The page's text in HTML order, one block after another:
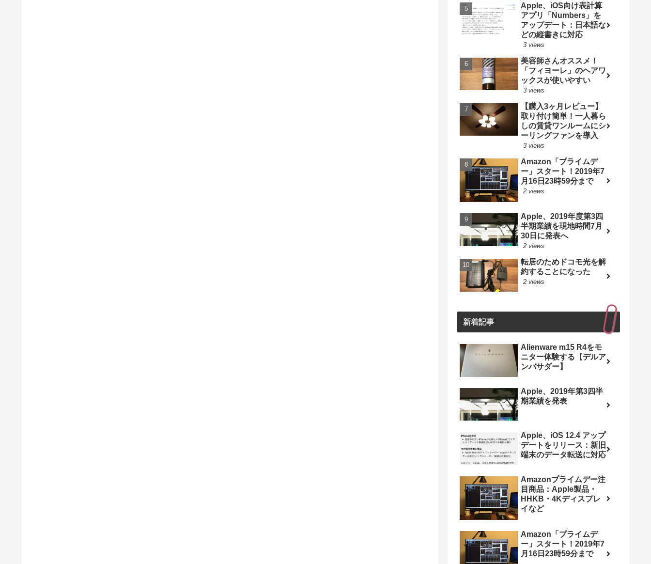
Apple、iOS向け表計算
アプリ「Numbers」を
アップデート：日本語な
どの縦書きに対応
3 views
美容師さんオススメ！
「フィヨーレ」のヘアワ
ックスが使いやすい
3 views
【購入3ヶ月レビュー】
取り付け簡単！一人暮ら
しの賃貸ワンルームにシ
ーリングファンを導入
3 views
Amazon「プライムデ
ー」スタート！2019年7
月16日23時59分まで
2 views
Apple、2019年度第3四
半期業績を現地時間7月
30日に発表へ
2 views
転居のためドコモ光を解
約することになった
2 views
新着記事
Alienware m15 R4をモ
ニター体験する【デルア
ンバサダー】
Apple、2019年第3四半
期業績を発表
Apple、iOS 12.4 アップ
デートをリリース：新旧
端末のデータ転送に対応
Amazonプライムデー注
目商品：Apple製品・
HHKB・4Kディスプレ
イなど
Amazon「プライムデ
ー」スタート！2019年7
月16日23時59分まで